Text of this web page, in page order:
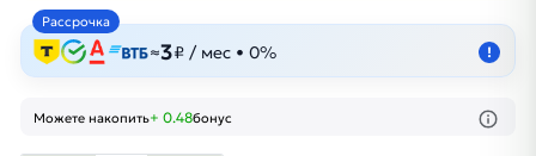
Рассрочка
≈3₽ / мес • 0% !
Можете накопить+ 0.48бонус